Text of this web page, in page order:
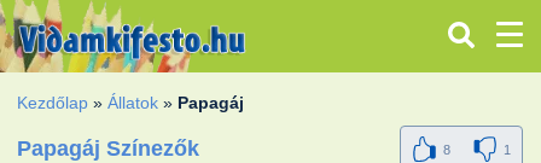
Kezdőlap »Állatok » Papagáj
Papagáj Színezők 8 1